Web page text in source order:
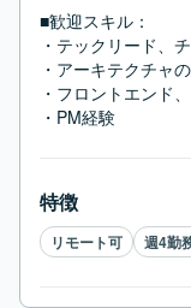
■歓迎スキル：
・テックリード、
・アーキテクチャ
・フロントエンド
・PM経験
特徴
リモート可 週4勤